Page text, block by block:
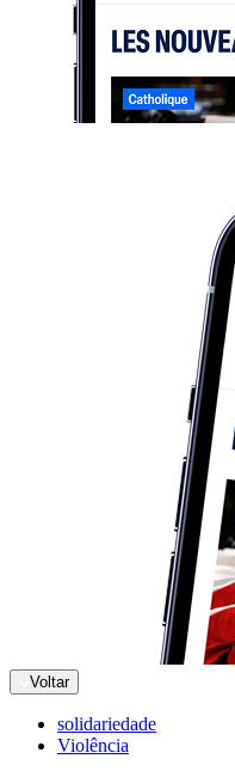
Voltar
solidariedade
Violência